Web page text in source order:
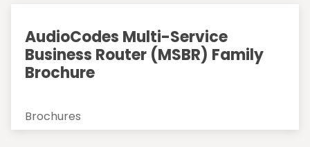
AudioCodes Multi-Service
Business Router (MSBR) Family
Brochure
Brochures